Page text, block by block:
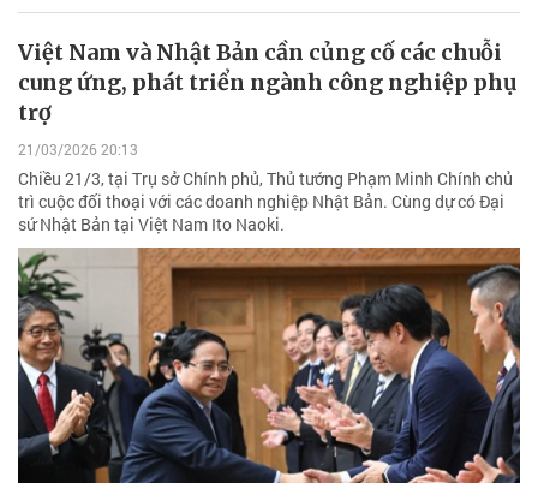
Việt Nam và Nhật Bản cần củng cố các chuỗi
cung ứng, phát triển ngành công nghiệp phụ
trợ
21/03/2026 20:13
Chiều 21/3, tại Trụ sở Chính phủ, Thủ tướng Phạm Minh Chính chủ
trì cuộc đối thoại với các doanh nghiệp Nhật Bản. Cùng dự có Đại
sứ Nhật Bản tại Việt Nam Ito Naoki.